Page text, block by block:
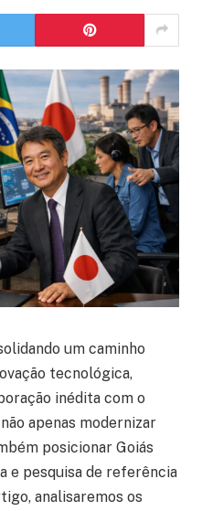
um caminho
tecnológica,
inédita com o
apenas modernizar
posicionar Goiás
e pesquisa de referência
analisaremos os